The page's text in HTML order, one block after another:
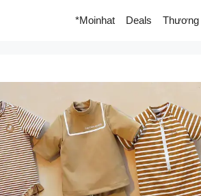
*Moinhat Deals Thương